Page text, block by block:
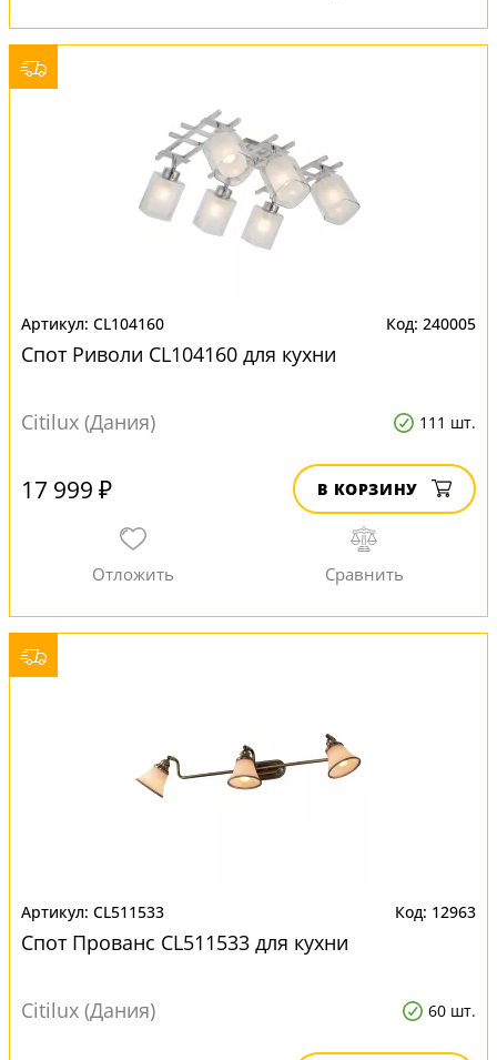
CL104160 240005
Спот Риволи CL104160 для кухни
Citilux (Дания) 111 шт.
17 999 ₽ В КОРЗИНУ
CL511533 12963
Спот Прованс CL511533 для кухни
Citilux (Дания) 60 шт.